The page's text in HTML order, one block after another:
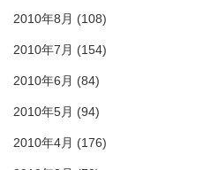
2010年8月 (108)
2010年7月 (154)
2010年6月 (84)
2010年5月 (94)
2010年4月 (176)